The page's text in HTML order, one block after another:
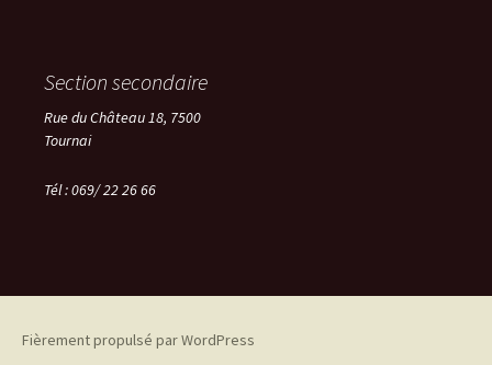
Section secondaire
Rue du Château 18, 7500
Tournai
Tél :069/ 22 26 66
Fièrement propulsé par WordPress